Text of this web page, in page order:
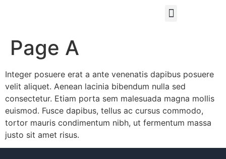
Page A
Integer posuere erat a ante venenatis dapibus posuere
velit aliquet. Aenean lacinia bibendum nulla sed
consectetur. Etiam porta sem malesuada magna mollis
euismod. Fusce dapibus, tellus ac cursus commodo,
tortor mauris condimentum nibh, ut fermentum massa
justo sit amet risus.